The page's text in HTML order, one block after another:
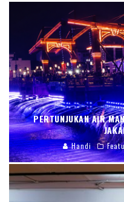
PERTUNJUKAN AIR
Handi